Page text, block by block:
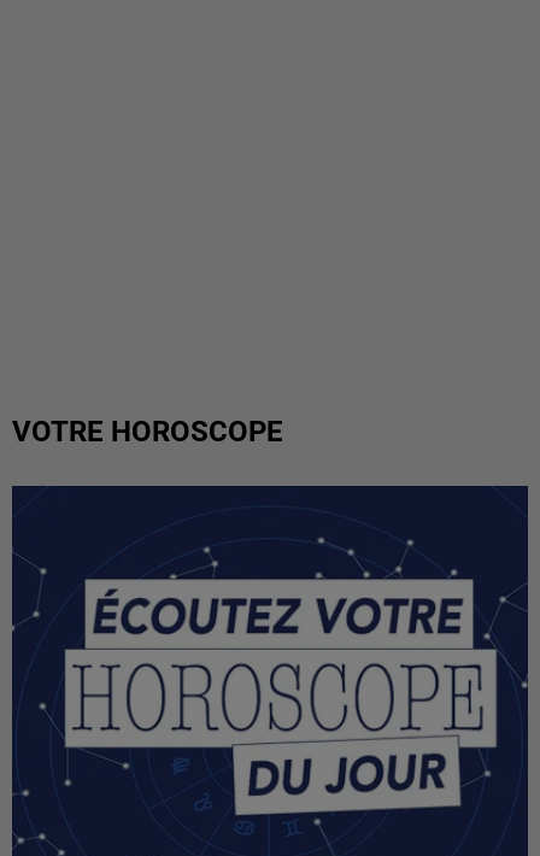
VOTRE HOROSCOPE